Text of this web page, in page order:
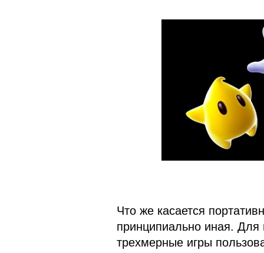
Что же касается
принципиально иная. Для
трехмерные игры